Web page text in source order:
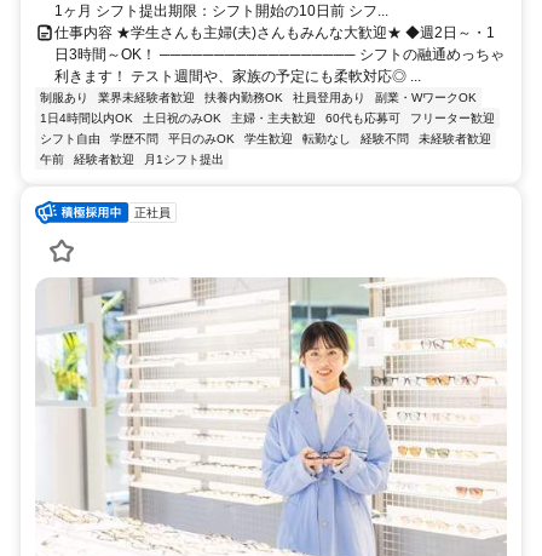
1ヶ月 シフト提出期限：シフト開始の10日前 シフ...
仕事内容 ★学生さんも主婦(夫)さんもみんな大歓迎★ ◆週2日～・1
日3時間～OK！ ────────────────── シフトの融通めっちゃ
利きます！ テスト週間や、家族の予定にも柔軟対応◎ ...
制服あり 業界未経験者歓迎 扶養内勤務OK 社員登用あり
副業・WワークOK
1日4時間以内OK
土日祝のみOK 主婦・主夫歓迎 60代も応募可
フリーター歓迎
シフト自由
学歴不問 平日のみOK 学生歓迎 転勤なし 経験不問
未経験者歓迎
午前
経験者歓迎 月1シフト提出
正社員